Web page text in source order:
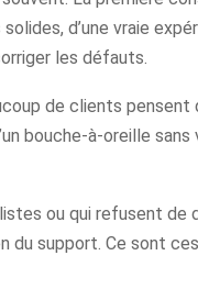
d’une vraie
les défauts.
de clients
bouche-à-oreille
ou qui refusent
du support. Ce sont